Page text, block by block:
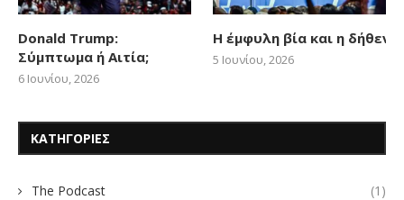
Donald Trump:
Σύμπτωμα ή Αιτία;
6 Ιουνίου, 2026
Η έμφυλη βία και η δήθεν
5 Ιουνίου, 2026
ΚΑΤΗΓΟΡΙΕΣ
The Podcast (1)